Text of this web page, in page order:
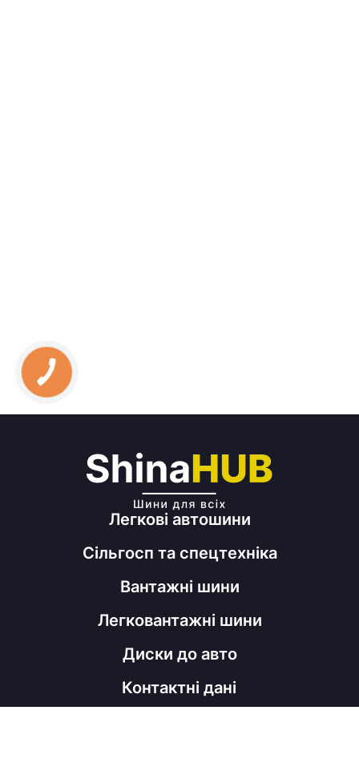
Легкові автошини
Сільгосп та спецтехніка
Вантажні шини
Легковантажні шини
Диски до авто
Контактні дані